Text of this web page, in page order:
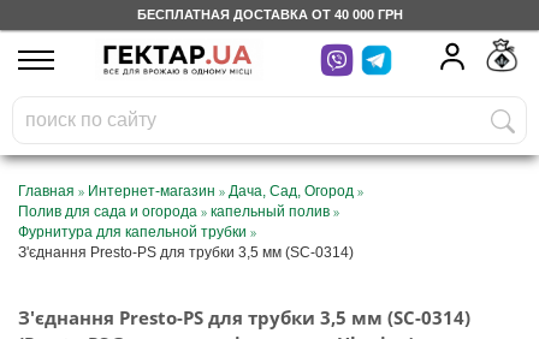
БЕСПЛАТНАЯ ДОСТАВКА ОТ 40 000 ГРН
UA
На вашем
бонусном счете
грн
Бесплатно по Украине
0 800 203 302
Главная » Интернет-магазин » Дача, Сад, Огород »
Полив для сада и огорода » капельный полив »
Фурнитура для капельной трубки »
З'єднання Presto-PS для трубки 3,5 мм (SC-0314)
З'єднання Presto-PS для трубки 3,5 мм (SC-0314)